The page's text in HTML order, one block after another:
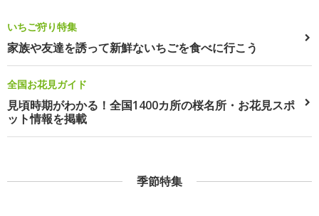
いちご狩り特集
家族や友達を誘って新鮮ないちごを食べに行こう
全国お花見ガイド
見頃時期がわかる！全国1400カ所の桜名所・お花見スポ
ット情報を掲載
季節特集